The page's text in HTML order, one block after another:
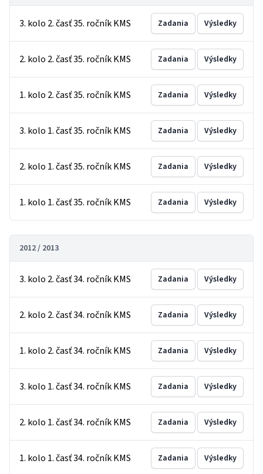
3. kolo 2. časť 35. ročník KMS Zadania Výsledky
2. kolo 2. časť 35. ročník KMS Zadania Výsledky
1. kolo 2. časť 35. ročník KMS Zadania Výsledky
3. kolo 1. časť 35. ročník KMS Zadania Výsledky
2. kolo 1. časť 35. ročník KMS Zadania Výsledky
1. kolo 1. časť 35. ročník KMS Zadania Výsledky
2012 / 2013
3. kolo 2. časť 34. ročník KMS Zadania Výsledky
2. kolo 2. časť 34. ročník KMS Zadania Výsledky
1. kolo 2. časť 34. ročník KMS Zadania Výsledky
3. kolo 1. časť 34. ročník KMS Zadania Výsledky
2. kolo 1. časť 34. ročník KMS Zadania Výsledky
1. kolo 1. časť 34. ročník KMS Zadania Výsledky